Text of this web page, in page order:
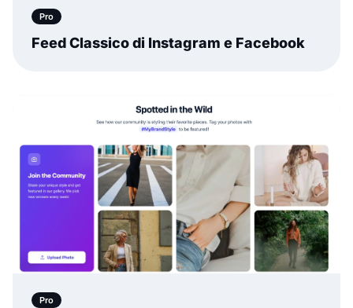
Pro
Feed Classico di Instagram e Facebook
Pro